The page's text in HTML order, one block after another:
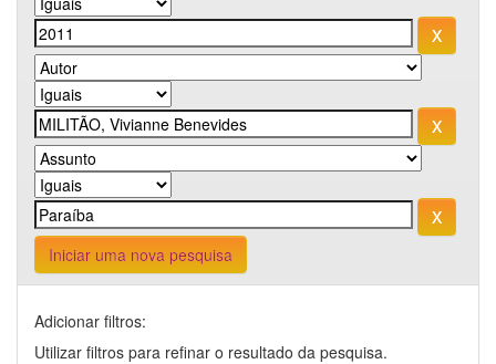
Iniciar uma nova pesquisa
Adicionar filtros:
Utilizar filtros para refinar o resultado da pesquisa.